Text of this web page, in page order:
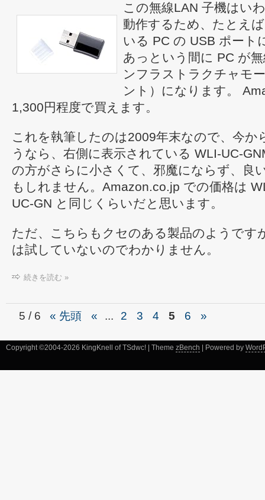
この無線LAN 子機はい
動作するため、たとえ
いる PC の USB ポート
あっという間に PC が
ンフラストラクチャモ
ント）になります。
1,300円程度で買えます。
これを執筆したのは2009年末なので、今か
うなら、右側に表示されている WLI-UC-
の方がさらに小さくて、邪魔にならず、良
もしれません。Amazon.co.jp での価格は
UC-GN と同じくらいだと思います。
ただ、こちらもクセのある製品のようです
は試していないのでわかりません。
続きを読む »
5 / 6 « 先頭 « ... 2 3 4 5 6 »
Copyright ©2004-2026 KingKnell of TSdwc! | Theme zBench | Powered by